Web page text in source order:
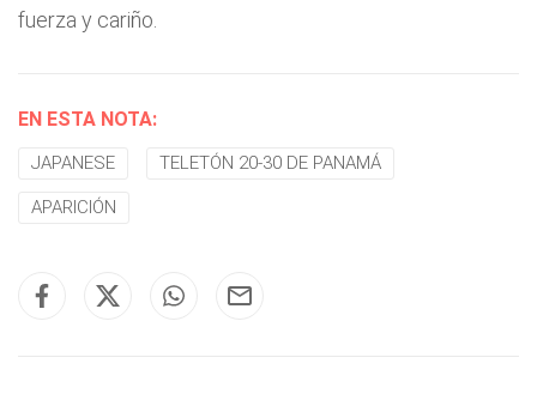
fuerza y cariño.
EN ESTA NOTA:
JAPANESE TELETÓN 20-30 DE PANAMÁ
APARICIÓN